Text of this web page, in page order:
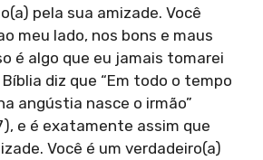
pela sua amizade. Você
meu lado, nos bons e maus
é algo que eu jamais tomarei
diz que “Em todo o tempo
angústia nasce o irmão”
e é exatamente assim que
Você é um verdadeiro(a)